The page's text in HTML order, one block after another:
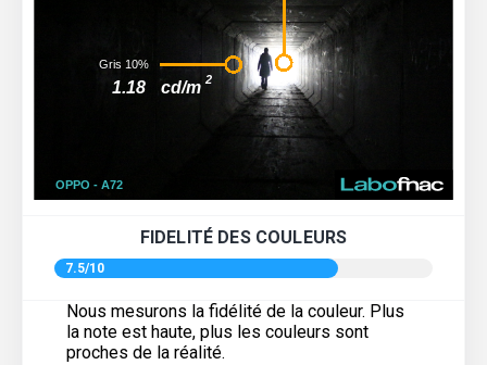
FIDELITÉ DES COULEURS
7.5/10
Nous mesurons la fidélité de la couleur. Plus
la note est haute, plus les couleurs sont
proches de la réalité.